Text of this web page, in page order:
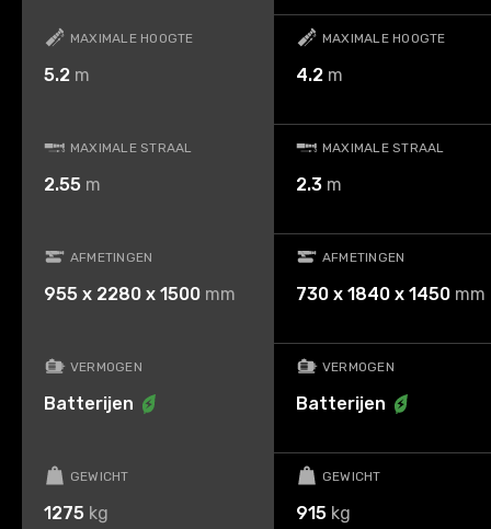
MAXIMALE HOOGTE
5.2 m
MAXIMALE STRAAL
2.55 m
AFMETINGEN
955 x 2280 x 1500 mm
VERMOGEN
Batterijen
GEWICHT
1275 kg
MAXIMALE HOOGTE
4.2 m
MAXIMALE STRAAL
2.3 m
AFMETINGEN
730 x 1840 x 1450 mm
VERMOGEN
Batterijen
GEWICHT
915 kg